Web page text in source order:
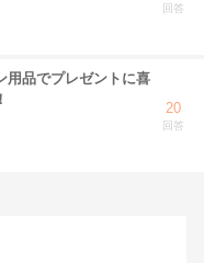
回答
用品でプレゼントに喜
20
回答